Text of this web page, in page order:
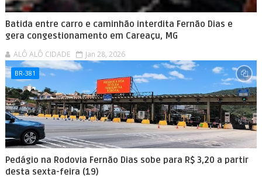
Batida entre carro e caminhão interdita Fernão Dias e
gera congestionamento em Careaçu, MG
ALÔ ALÔ CIDADE Jan 28, 2026
BR-381
Pedágio na Rodovia Fernão Dias sobe para R$ 3,20 a partir
desta sexta-feira (19)